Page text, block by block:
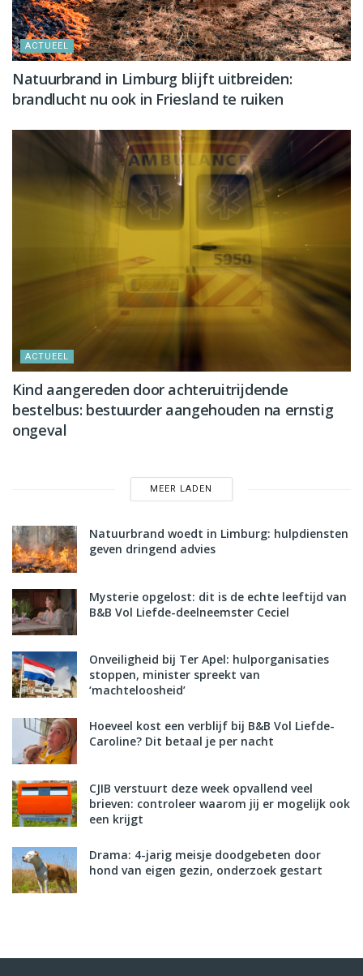
ACTUEEL
Natuurbrand in Limburg blijft uitbreiden:
brandlucht nu ook in Friesland te ruiken
ACTUEEL
Kind aangereden door achteruitrijdende
bestelbus: bestuurder aangehouden na ernstig
ongeval
MEER LADEN
Natuurbrand woedt in Limburg: hulpdiensten
geven dringend advies
Mysterie opgelost: dit is de echte leeftijd van
B&B Vol Liefde-deelneemster Ceciel
Onveiligheid bij Ter Apel: hulporganisaties
stoppen, minister spreekt van
‘machteloosheid’
Hoeveel kost een verblijf bij B&B Vol Liefde-
Caroline? Dit betaal je per nacht
CJIB verstuurt deze week opvallend veel
brieven: controleer waarom jij er mogelijk ook
een krijgt
Drama: 4-jarig meisje doodgebeten door
hond van eigen gezin, onderzoek gestart